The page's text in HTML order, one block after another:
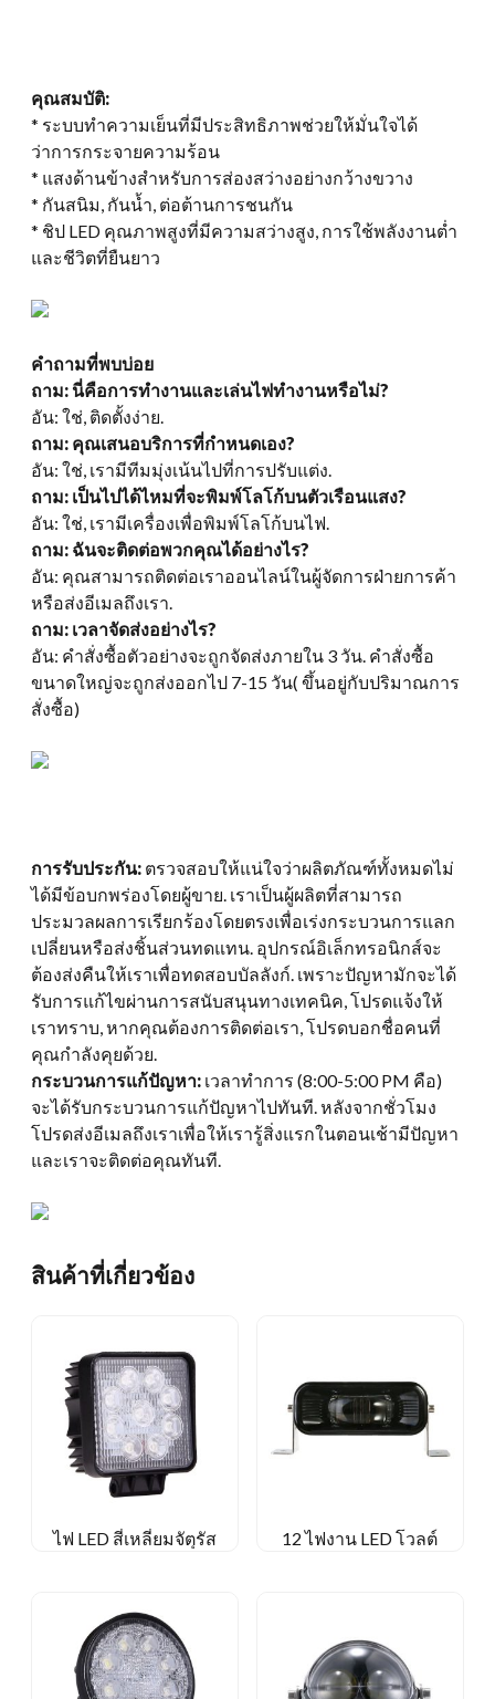
คุณสมบัติ:
* ระบบทำความเย็นที่มีประสิทธิภาพช่วยให้มั่นใจได้
ว่าการกระจายความร้อน
* แสงด้านข้างสำหรับการส่องสว่างอย่างกว้างขวาง
* กันสนิม, กันน้ำ, ต่อต้านการชนกัน
* ชิป LED คุณภาพสูงที่มีความสว่างสูง, การใช้พลังงานต่ำ
และชีวิตที่ยืนยาว
คำถามที่พบบ่อย
ถาม: นี่คือการทำงานและเล่นไฟทำงานหรือไม่?
อัน: ใช่, ติดตั้งง่าย.
ถาม: คุณเสนอบริการที่กำหนดเอง?
อัน: ใช่, เรามีทีมมุ่งเน้นไปที่การปรับแต่ง.
ถาม: เป็นไปได้ไหมที่จะพิมพ์โลโก้บนตัวเรือนแสง?
อัน: ใช่, เรามีเครื่องเพื่อพิมพ์โลโก้บนไฟ.
ถาม: ฉันจะติดต่อพวกคุณได้อย่างไร?
อัน: คุณสามารถติดต่อเราออนไลน์ในผู้จัดการฝ่ายการค้า
หรือส่งอีเมลถึงเรา.
ถาม: เวลาจัดส่งอย่างไร?
อัน: คำสั่งซื้อตัวอย่างจะถูกจัดส่งภายใน 3 วัน. คำสั่งซื้อ
ขนาดใหญ่จะถูกส่งออกไป 7-15 วัน( ขึ้นอยู่กับปริมาณการ
สั่งซื้อ)
การรับประกัน: ตรวจสอบให้แน่ใจว่าผลิตภัณฑ์ทั้งหมดไม่
ได้มีข้อบกพร่องโดยผู้ขาย. เราเป็นผู้ผลิตที่สามารถ
ประมวลผลการเรียกร้องโดยตรงเพื่อเร่งกระบวนการแลก
เปลี่ยนหรือส่งชิ้นส่วนทดแทน. อุปกรณ์อิเล็กทรอนิกส์จะ
ต้องส่งคืนให้เราเพื่อทดสอบบัลลังก์. เพราะปัญหามักจะได้
รับการแก้ไขผ่านการสนับสนุนทางเทคนิค, โปรดแจ้งให้
เราทราบ, หากคุณต้องการติดต่อเรา, โปรดบอกชื่อคนที่
คุณกำลังคุยด้วย.
กระบวนการแก้ปัญหา: เวลาทำการ (8:00-5:00 PM คือ)
จะได้รับกระบวนการแก้ปัญหาไปทันที. หลังจากชั่วโมง
โปรดส่งอีเมลถึงเราเพื่อให้เรารู้สิ่งแรกในตอนเช้ามีปัญหา
และเราจะติดต่อคุณทันที.
สินค้าที่เกี่ยวข้อง
ไฟ LED สี่เหลี่ยมจัตุรัส 12 ไฟงาน LED โวลต์